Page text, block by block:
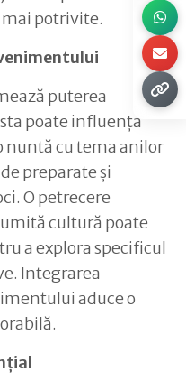
potrivite.
puterea
poate influența
nuntă cu tema anilor
preparate și
O petrecere
cultură poate
a explora specificul
Integrarea
aduce o